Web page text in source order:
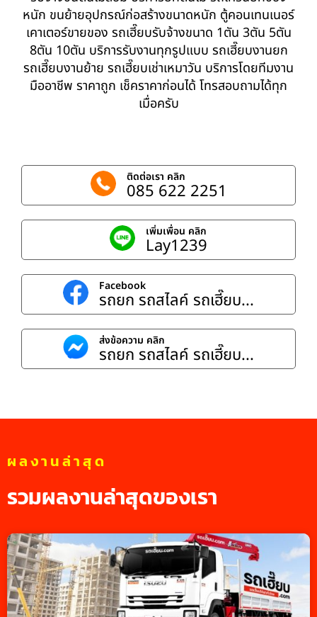
หนัก ขนย้ายอุปกรณ์ก่อสร้างขนาดหนัก ตู้คอนเทนเนอร์
เคาเตอร์ขายของ รถเฮี๊ยบรับจ้างขนาด 1ตัน 3ตัน 5ตัน
8ตัน 10ตัน บริการรับงานทุกรูปแบบ รถเฮี๊ยบงานยก
รถเฮี๊ยบงานย้าย รถเฮี๊ยบเช่าเหมาวัน บริการโดยทีมงาน
มืออาชีพ ราคาถูก เช็คราคาก่อนได้ โทรสอบถามได้ทุก
เมื่อครับ
ติดต่อเรา คลิก
085 622 2251
เพิ่มเพื่อน คลิก
Lay1239
Facebook
รถยก รถสไลค์ รถเฮี๊ยบ...
ส่งข้อความ คลิก
รถยก รถสไลค์ รถเฮี๊ยบ...
ผลงานล่าสุด
รวมผลงานล่าสุดของเรา